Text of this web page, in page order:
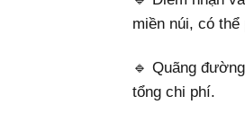
miền núi, có thể
🔹 Quãng
tổng chi phí.